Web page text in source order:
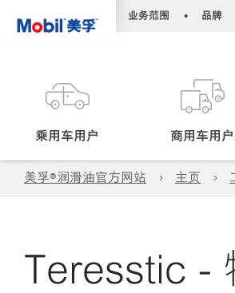
业务范围 • 品牌
乘用车用户 商用车用户
美孚®润滑油官方网站 主页
Teresstic -